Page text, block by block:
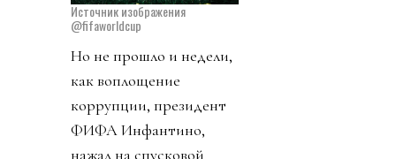
Источник изображения
@fifaworldcup
Но не прошло и недели,
как воплощение
коррупции, президент
ФИФА Инфантино,
нажал на спусковой